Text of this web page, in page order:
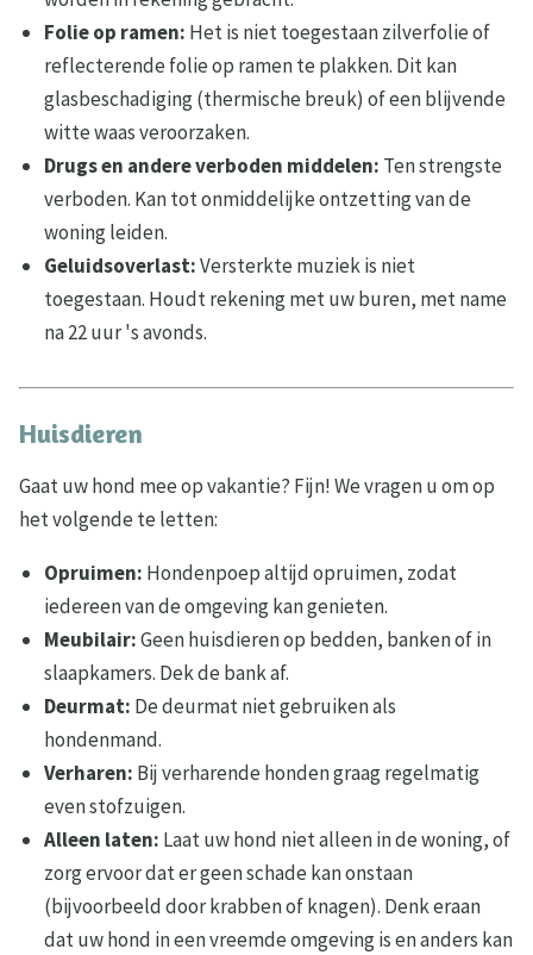
Folie op ramen: Het is niet toegestaan zilverfolie of
reflecterende folie op ramen te plakken. Dit kan
glasbeschadiging (thermische breuk) of een blijvende
witte waas veroorzaken.
Drugs en andere verboden middelen: Ten strengste
verboden. Kan tot onmiddelijke ontzetting van de
woning leiden.
Geluidsoverlast:Versterkte muziek is niet
toegestaan. Houdt rekening met uw buren, met name
na 22 uur 's avonds.
Huisdieren
Gaat uw hond mee op vakantie? Fijn! We vragen u om op
het volgende te letten:
Opruimen: Hondenpoep altijd opruimen, zodat
iedereen van de omgeving kan genieten.
Meubilair:Geen huisdieren op bedden, banken of in
slaapkamers. Dek de bank af.
Deurmat: De deurmat niet gebruiken als
hondenmand.
Verharen: Bij verharende honden graag regelmatig
even stofzuigen.
Alleen laten: Laat uw hond niet alleen in de woning, of
zorg ervoor dat er geen schade kan onstaan
(bijvoorbeeld door krabben of knagen). Denk eraan
dat uw hond in een vreemde omgeving is en anders kan